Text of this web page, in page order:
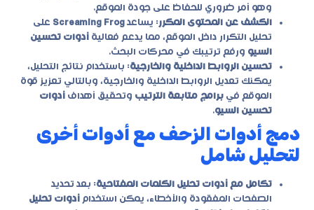
وهو أمر ضروري للحفاظ على جودة الموقع.
الكشف عن المحتوى المكرر: يساعد Screaming Frog على
تحليل التكرار داخل الموقع، مما يدعم فعالية أدوات تحسين
السيو ورفع ترتيبك في محركات البحث.
تحسين الروابط الداخلية والخارجية: باستخدام نتائج التحليل،
يمكنك تعديل الروابط الداخلية والخارجية، وبالتالي تعزيز قوة
الموقع في برامج متابعة الترتيب وتحقيق أهداف أدوات
تحسين السيو.
دمج أدوات الزحف مع أدوات أخرى
لتحليل شامل
تكامل مع أدوات تحليل الكلمات المفتاحية: بعد تحديد
الصفحات المفقودة والأخطاء، يمكن استخدام أدوات تحليل